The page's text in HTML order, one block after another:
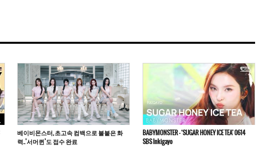
베이비몬스터, 초고속 컴백으로 불붙은 화
력..’서머퀸’도 접수 완료
BABYMONSTER – ‘SUGAR HONEY ICE TEA’ 0614
SBS Inkigayo